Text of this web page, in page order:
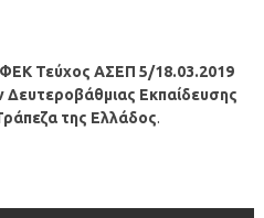
ΦΕΚ Τεύχος ΑΣΕΠ 5/18.03.2019
Εκπαίδευσης
της Ελλάδος.